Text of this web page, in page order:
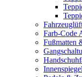
Farb-Code
Fußmatten
Innenspiegel